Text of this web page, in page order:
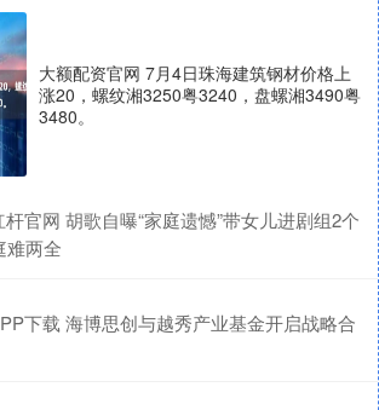
大额配资官网 7月4日珠海建筑钢材价格上
涨20，螺纹湘3250粤3240，盘螺湘3490粤
3480。
官网 胡歌自曝“家庭遗憾”带女儿进剧组2个
难两全
下载 海博思创与越秀产业基金开启战略合